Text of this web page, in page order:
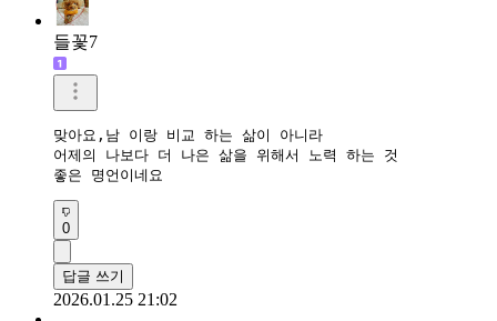
들꽃7
맞아요,남 이랑 비교 하는 삶이 아니라
어제의 나보다 더 나은 삶을 위해서 노력 하는 것
좋은 명언이네요
0
답글 쓰기
2026.01.25 21:02